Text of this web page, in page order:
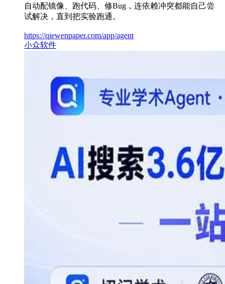
自动配镜像、跑代码、修Bug，连依赖冲突都能自己尝
试解决，直到把实验跑通。
https://qiewenpaper.com/app/agent
小众软件